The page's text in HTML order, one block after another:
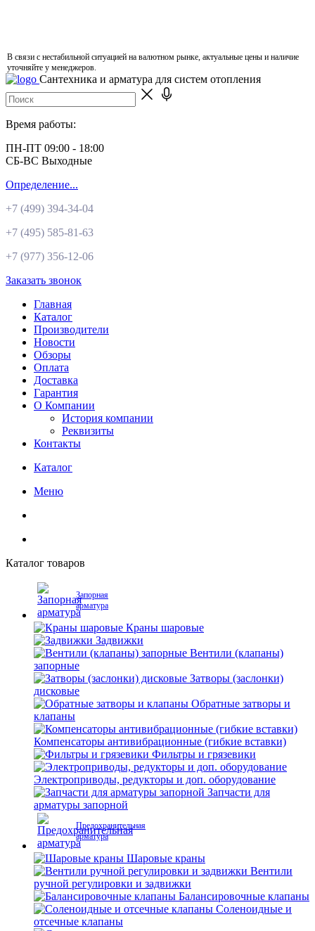
В связи с нестабильной ситуацией на валютном рынке, актуальные цены и наличие
уточняйте у менеджеров.
Сантехника и арматура для систем отопления
Время работы:
ПН-ПТ 09:00 - 18:00
СБ-ВС Выходные
Определение...
+7 (499) 394-34-04
+7 (495) 585-81-63
+7 (977) 356-12-06
Заказать звонок
Главная
Каталог
Производители
Новости
Обзоры
Оплата
Доставка
Гарантия
О Компании
История компании
Реквизиты
Контакты
Каталог
Меню
Каталог товаров
Запорная
арматура
Краны шаровые
Задвижки
Вентили (клапаны)
запорные
Затворы (заслонки)
дисковые
Обратные затворы и
клапаны
Компенсаторы антивибрационные (гибкие вставки)
Фильтры и грязевики
Электроприводы, редукторы и доп. оборудование
Запчасти для
арматуры запорной
Предохранительная
арматура
Шаровые краны
Вентили
ручной регулировки и задвижки
Балансировочные клапаны
Соленоидные и
отсечные клапаны